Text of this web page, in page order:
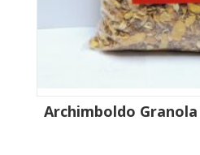
Archimboldo